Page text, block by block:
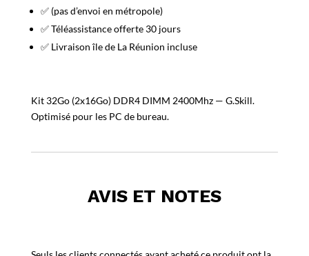
✅ (pas d’envoi en métropole)
✅ Téléassistance offerte 30 jours
✅ Livraison île de La Réunion incluse
Kit 32Go (2x16Go) DDR4 DIMM 2400Mhz — G.Skill.
Optimisé pour les PC de bureau.
AVIS ET NOTES